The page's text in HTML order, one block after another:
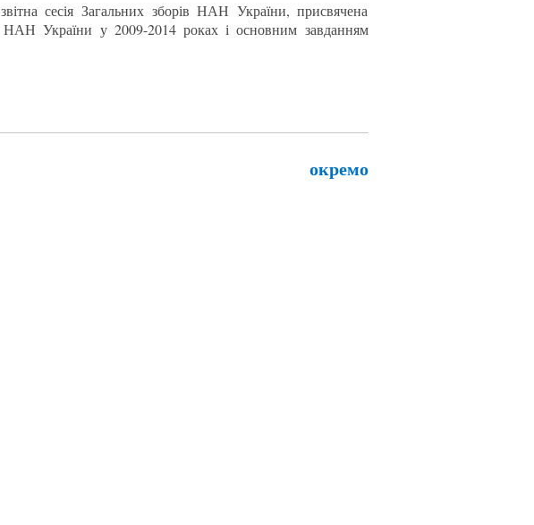
сесія Загальних зборів НАН України, присвячена
НАН України у 2009-2014 роках і основним завданням
окремо